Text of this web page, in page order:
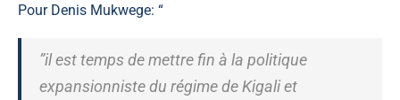
Pour Denis Mukwege: “
”il est temps de mettre fin à la politique
expansionniste du régime de Kigali et